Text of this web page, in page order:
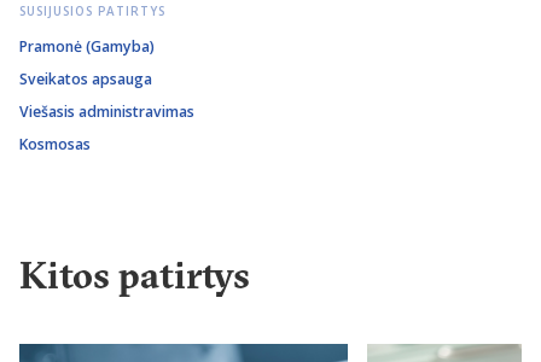
SUSIJUSIOS PATIRTYS
Pramonė (Gamyba)
Sveikatos apsauga
Viešasis administravimas
Kosmosas
Kitos patirtys